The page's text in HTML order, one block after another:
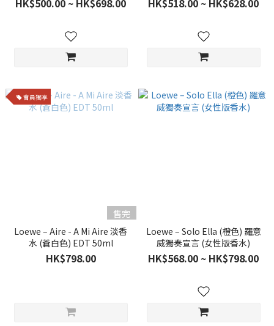
HK$500.00 ~ HK$698.00 HK$518.00 ~ HK$628.00
會員獨享
售完
Loewe – Aire - A Mi Aire 淡香
水 (蒼白色) EDT 50ml
HK$798.00
Loewe – Solo Ella (橙色) 羅意
威獨奏宣言 (女性版香水)
HK$568.00 ~ HK$798.00